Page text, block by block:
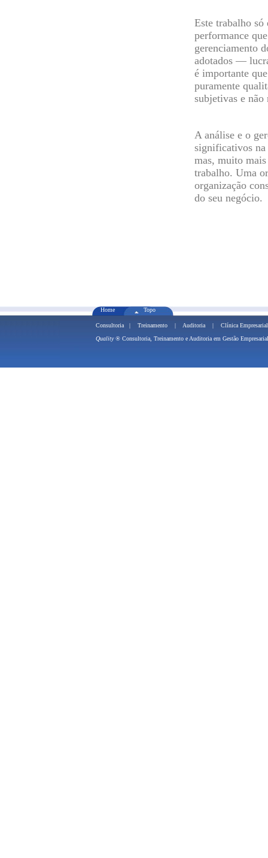
Este trabalho
performance
gerenciamento
adotados —
é importante
puramente
subjetivas e
A análise e o
significativos na
mas, muito
trabalho. Uma
organização
do seu negócio.
Home Topo
Consultoria | Treinamento | Auditoria | Clínica Empresarial
Quality ® Consultoria, Treinamento e